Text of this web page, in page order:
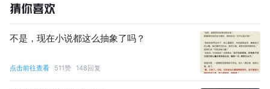
不是，现在小说都这么抽象了吗？
点击前往查看 511赞 148回复